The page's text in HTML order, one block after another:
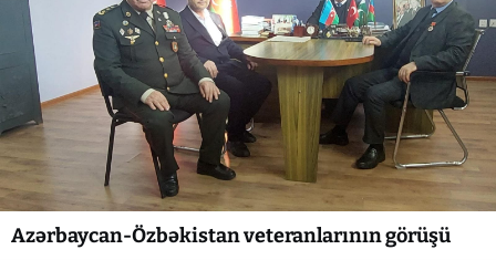
Azərbaycan-Özbəkistan veteranlarının görüşü